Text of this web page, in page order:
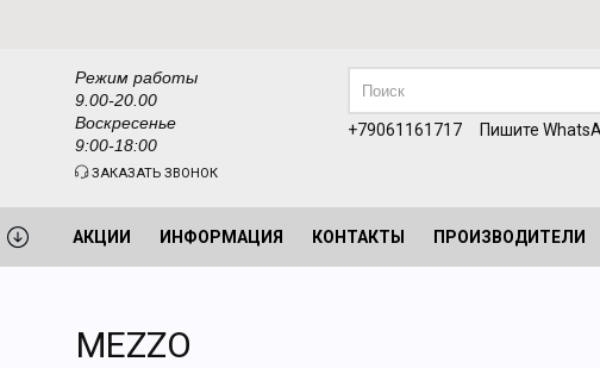
Режим работы
9.00-20.00
Воскресенье
9:00-18:00
ЗАКАЗАТЬ ЗВОНОК
+79061161717 Пишите
АКЦИИ ИНФОРМАЦИЯ КОНТАКТЫ ПРОИЗВОДИТЕЛИ
MEZZO